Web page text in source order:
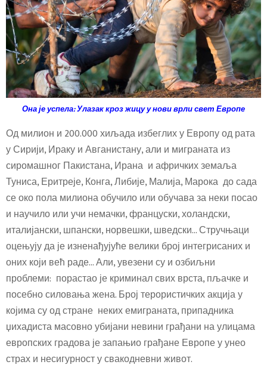
Она је успела: Улазак кроз жицу у нови врли свет Европе
Од милион и 200.000 хиљада избеглих у Европу од рата
у Сирији, Ираку и Авганистану, али и миграната из
сиромашног Пакистана, Ирана и афричких земаља
Туниса, Еритреје, Конга, Либије, Малија, Марока до сада
се око пола милиона обучило или обучава за неки посао
и научило или учи немачки, француски, холандски,
италијански, шпански, норвешки, шведски… Стручњаци
оцењују да је изненађујуће велики број интегрисаних и
оних који већ раде… Али, увезени су и озбиљни
проблеми: порастао је криминал свих врста, пљачке и
посебно силовања жена. Број терористичких акција у
којима су од стране неких емиграната, припадника
џихадиста масовно убијани невини грађани на улицама
европских градова је запањио грађане Европе у унео
страх и несигурност у свакодневни живот.